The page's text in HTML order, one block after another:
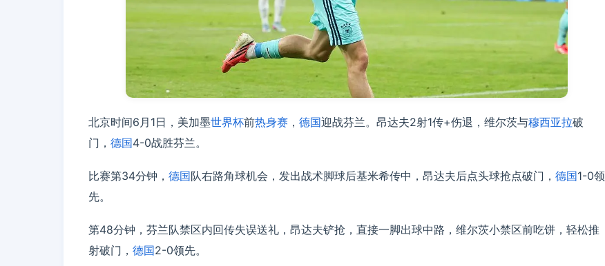
北京时间6月1日，美加墨世界杯前热身赛 ， 德国迎战芬兰。昂达夫2射1传+伤退，维尔茨与穆西亚拉破
门， 德国4-0战胜芬兰。
比赛第34分钟， 德国队右路角球机会，发出战术脚球后基米希传中，昂达夫后点头球抢点破门， 德国1-0领
先。
第48分钟，芬兰队禁区内回传失误送礼，昂达夫铲抢，直接一脚出球中路，维尔茨小禁区前吃饼，轻松推
射破门， 德国2-0领先。